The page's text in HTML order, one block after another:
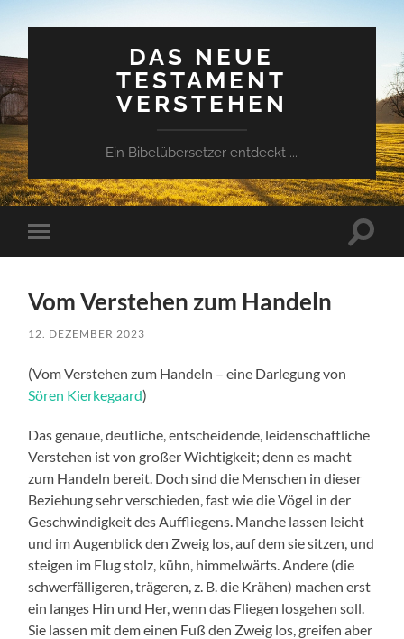
DAS NEUE
TESTAMENT
VERSTEHEN
Ein Bibelübersetzer entdeckt ...
Mobile-
Menü
Vom Verstehen zum Handeln
12. DEZEMBER 2023
(Vom Verstehen zum Handeln – eine Darlegung von
Sören Kierkegaard)
Das genaue, deutliche, entscheidende, leidenschaftliche
Verstehen ist von großer Wichtigkeit; denn es macht
zum Handeln bereit. Doch sind die Menschen in dieser
Beziehung sehr verschieden, fast wie die Vögel in der
Geschwindigkeit des Auffliegens. Manche lassen leicht
und im Augenblick den Zweig los, auf dem sie sitzen, und
steigen im Flug stolz, kühn, himmelwärts. Andere (die
schwerfälligeren, trägeren, z. B. die Krähen) machen erst
ein langes Hin und Her, wenn das Fliegen losgehen soll.
Sie lassen mit dem einen Fuß den Zweig los, greifen aber